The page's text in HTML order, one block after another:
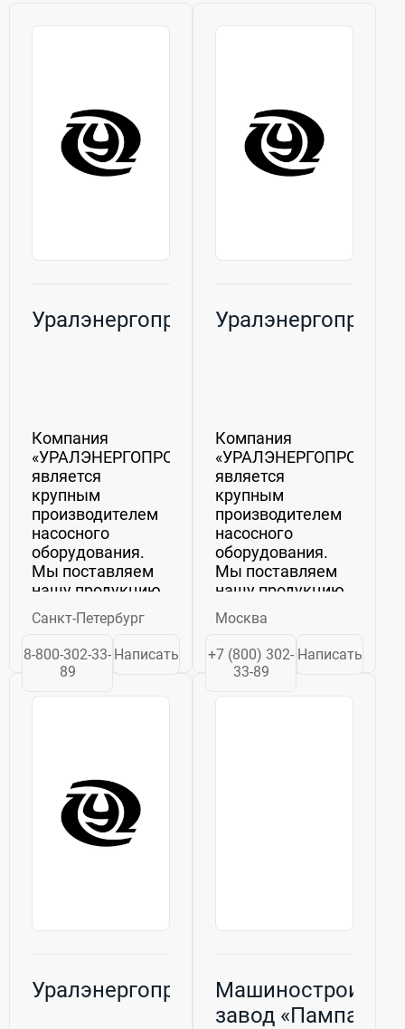
Уралэнергопром
Компания
«УРАЛЭНЕРГОПРОМ»
является
крупным
производителем
насосного
оборудования.
Мы поставляем
нашу продукцию
по всей России и
СНГ.
Оборудование,
выпущенное на
предприятии,
Номенклатура
продукции,...
Санкт-Петербург
8-800-302-33-
89
Написать
Уралэнергопром
Компания
«УРАЛЭНЕРГОПРОМ»
является
крупным
производителем
насосного
оборудования.
Мы поставляем
нашу продукцию
по всей России и
СНГ.
Оборудование,
выпущенное на
предприятии,
Москва
+7 (800) 302-
33-89
Написать
Уралэнергопром
завод «Пампакс»